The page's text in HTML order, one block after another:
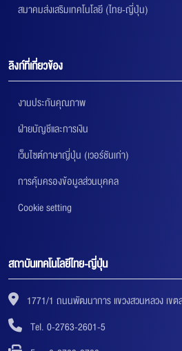
สมาคมส่งเสริมเทคโนโลยี (ไทย-ญี่ปุ่น)
ลิงก์ที่เกี่ยวข้อง
งานประกันคุณภาพ
ฝ่ายบัญชีและการเงิน
เว็บไซต์ภาษาญี่ปุ่น (เวอร์ชันเก่า)
การคุ้มครองข้อมูลส่วนบุคคล
Cookie setting
สถาบันเทคโนโลยีไทย-ญี่ปุ่น
1771/1 ถนนพัฒนาการ แขวงสวนหลวง เข
Tel. 0-2763-2601-5